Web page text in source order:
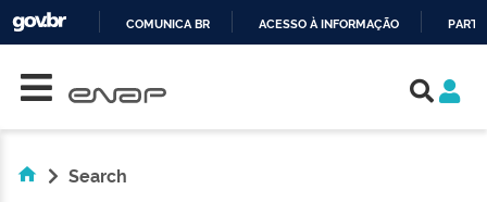
COMUNICA BR ACESSO À INFORMAÇÃO
Search